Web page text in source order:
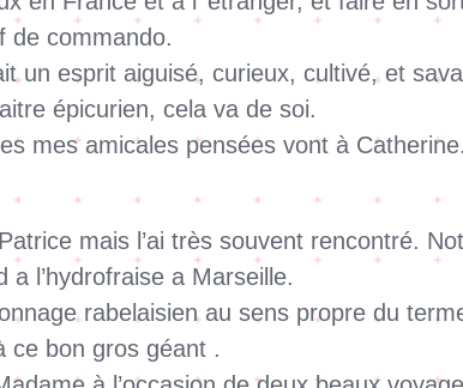
de commando.
un esprit aiguisé, curieux, cultivé, et
épicurien, cela va de soi.
mes amicales pensées vont à Catherine.
mais l’ai très souvent rencontré.
l’hydrofraise a Marseille.
rabelaisien au sens propre du
ce bon gros géant .